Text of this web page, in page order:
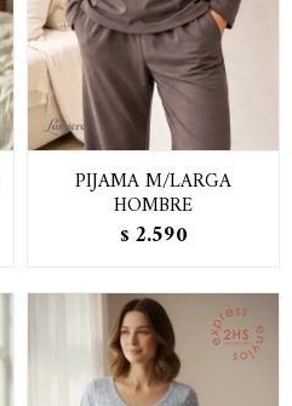
PIJAMA M/LARGA
HOMBRE
$ 2.590